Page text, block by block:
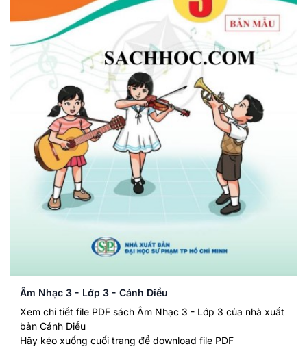
Âm Nhạc 3 - Lớp 3 - Cánh Diều
Xem chi tiết file PDF sách Âm Nhạc 3 - Lớp 3 của nhà xuất
bản Cánh Diều
Hãy kéo xuống cuối trang để download file PDF